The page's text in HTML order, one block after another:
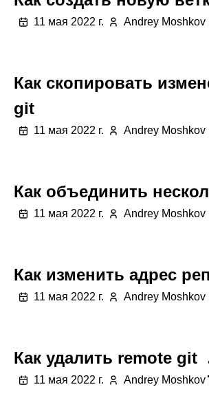
11 мая 2022 г. Andrey Moshkov
Как скопировать
git
11 мая 2022 г. Andrey Moshkov
Как объединить
11 мая 2022 г. Andrey Moshkov
Как изменить адрес
11 мая 2022 г. Andrey Moshkov
Как удалить remote git
11 мая 2022 г. Andrey Moshkov